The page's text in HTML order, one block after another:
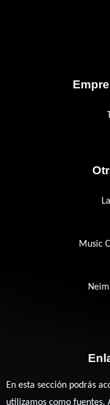
Music
En esta sección podrás
utilizamos como fuentes.